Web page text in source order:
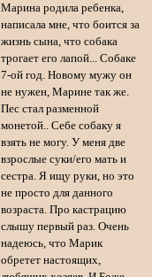
Марина родила ребенка,
написала мне, что боится за
жизнь сына, что собака
трогает его лапой... Собаке
7-ой год. Новому мужу он
не нужен, Марине так же.
Пес стал разменной
монетой.. Себе собаку я
взять не могу. У меня две
взрослые суки/его мать и
сестра. Я ищу руки, но это
не просто для данного
возраста. Про кастрацию
слышу первый раз. Очень
надеюсь, что Марик
обретет настоящих,